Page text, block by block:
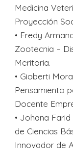
Medicina
Proyección
•⁠ ⁠Fredy
Zootecnia –
Meritoria.
•⁠ ⁠Gioberti
Pensamiento
Docente
•⁠ ⁠Johana
de Ciencias
Innovador de